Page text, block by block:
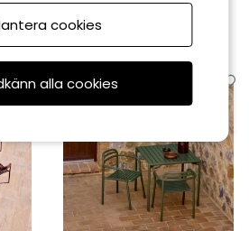
produkter
15%
till 16/8
cookies
alla cookies